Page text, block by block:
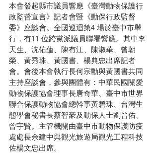
本會發起縣市議員響應《臺灣動物保護行
政監督宣言》記者會暨《動保行政監督
委》座談會。全國巡迴第4 場於臺中市舉
行，有11 位跨黨派議員聯署響應。其中李
天生、沈佑蓮、陳有江、陳淑華、曾朝
榮、黃秀珠、黃國書、楊典忠出席記者
會。會後本會執行長何宗勳與黃國書共同
主持座談會，參與團體有：中華民國關愛
動物保護協會理事長唐奇華、臺中市世界
聯合保護動物協會總幹事黃碧珠、台灣生
態學會秘書長蔡智豪及動保人士劉晉佑、
曾宇賢。主管機關由臺中市動物保護防疫
處處長余建中與觀光旅遊局觀光工程科技
佐楊文忠出席。